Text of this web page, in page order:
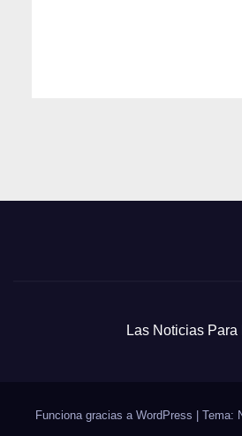
Las Noticias Para
Funciona gracias a WordPress | Tema: